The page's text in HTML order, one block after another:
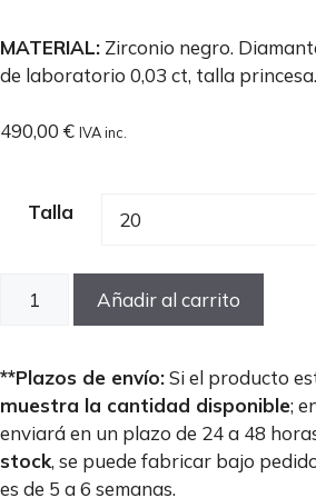
MATERIAL: Zirconio negro.
de laboratorio 0,03 ct, talla
490,00 € IVA inc.
Talla
brillante
blanco
cuadrado
de
laboratorio
en
Añadir al carrito
**Plazos de envío:Si el producto
muestra la cantidad disponible;
enviará en un plazo de 24 a 48
stock, se puede fabricar bajo
es de 5 a 6 semanas.